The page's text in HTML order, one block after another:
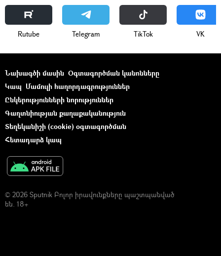
Rutube Telegram ТikТоk VK
Նախագծի մասին Օգտագործման կանոնները
Կապ Մամուլի հաղորդագրություններ
Ընկերությունների նորություններ
Գաղտնիության քաղաքականություն
Տեղեկանիշի (cookie) օգտագործման
Հետադարձ կապ
© 2026 Sputnik Բոլոր իրավունքները պաշտպանված
են. 18+